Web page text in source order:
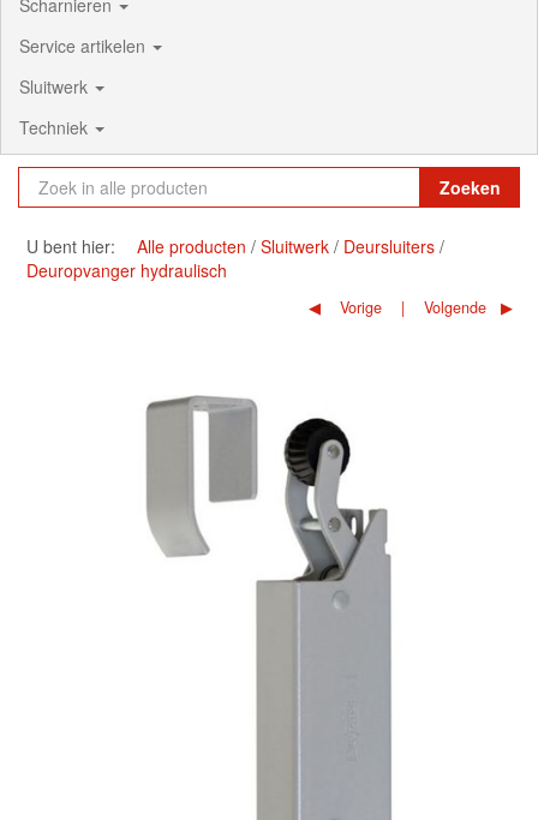
Service artikelen
Sluitwerk
Techniek
Zoeken
U bent hier: Alle producten Sluitwerk
Deursluiters
Deuropvanger hydraulisch
Vorige Volgende